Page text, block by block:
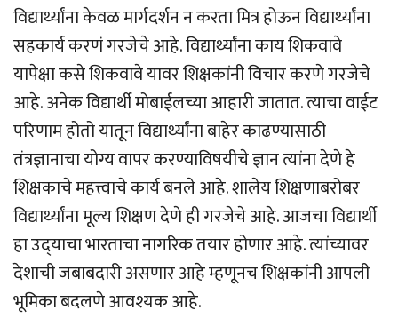
विद्यार्थ्यांना केवळ मार्गदर्शन न करता मित्र होऊन विद्यार्थ्यांना
सहकार्य करणं गरजेचे आहे. विद्यार्थ्यांना काय शिकवावे
यापेक्षा कसे शिकवावे यावर शिक्षकांनी विचार करणे गरजेचे
आहे. अनेक विद्यार्थी मोबाईलच्या आहारी जातात. त्याचा वाईट
परिणाम होतो यातून विद्यार्थ्यांना बाहेर काढण्यासाठी
तंत्रज्ञानाचा योग्य वापर करण्याविषयीचे ज्ञान त्यांना देणे हे
शिक्षकाचे महत्त्वाचे कार्य बनले आहे. शालेय शिक्षणाबरोबर
विद्यार्थ्यांना मूल्य शिक्षण देणे ही गरजेचे आहे. आजचा विद्यार्थी
हा उद्‌याचा भारताचा नागरिक तयार होणार आहे. त्यांच्यावर
देशाची जबाबदारी असणार आहे म्हणूनच शिक्षकांनी आपली
भूमिका बदलणे आवश्यक आहे.